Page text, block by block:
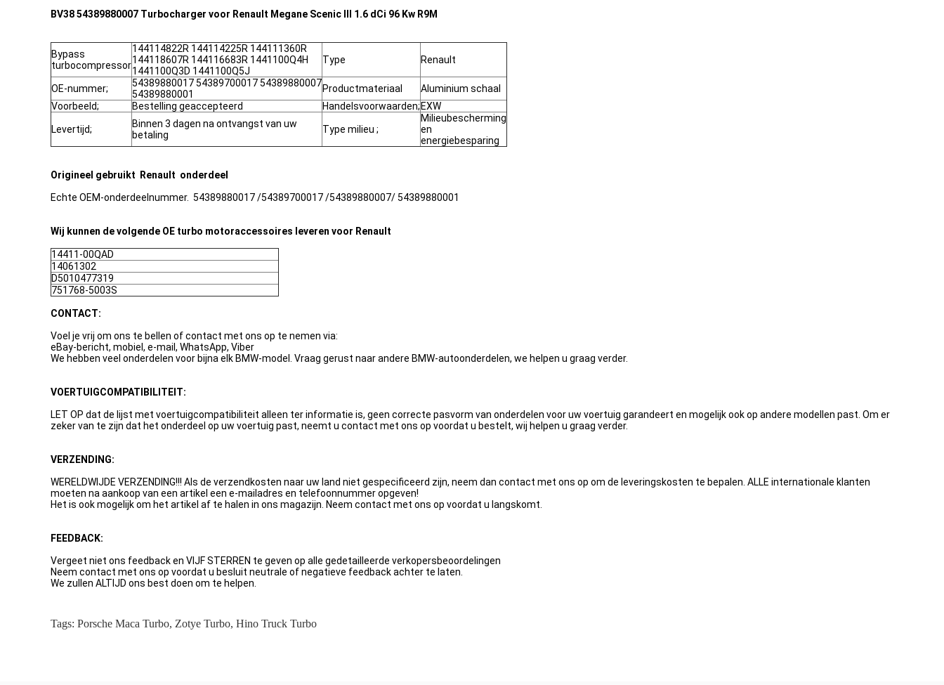
BV38 54389880007 Turbocharger voor Renault Megane Scenic III 1.6 dCi 96 Kw R9M
Bypass
turbocompressor
144114822R 144114225R 144111360R
144118607R 144116683R 1441100Q4H
1441100Q3D 1441100Q5J
Type Renault
OE-nummer;
54389880017 54389700017 54389880007
54389880001
Productmateriaal
Aluminium schaal
Voorbeeld;
Bestelling geaccepteerd Handelsvoorwaarden; EXW
Levertijd;
Binnen 3 dagen na ontvangst van uw
betaling
Type milieu ;
Milieubescherming
en
energiebesparing
Origineel gebruikt Renault onderdeel
Echte OEM-onderdeelnummer. 54389880017 /54389700017 /54389880007/ 54389880001
Wij kunnen de volgende OE turbo motoraccessoires leveren voor Renault
14411-00QAD
14061302
D5010477319
751768-5003S
CONTACT:
Voel je vrij om ons te bellen of contact met ons op te nemen via:
eBay-bericht, mobiel, e-mail, WhatsApp, Viber
We hebben veel onderdelen voor bijna elk BMW-model. Vraag gerust naar andere BMW-autoonderdelen, we helpen u graag verder.
VOERTUIGCOMPATIBILITEIT:
LET OP dat de lijst met voertuigcompatibiliteit alleen ter informatie is, geen correcte pasvorm van onderdelen voor uw voertuig garandeert en mogelijk ook op andere modellen past. Om er
zeker van te zijn dat het onderdeel op uw voertuig past, neemt u contact met ons op voordat u bestelt, wij helpen u graag verder.
VERZENDING:
WERELDWIJDE VERZENDING!!! Als de verzendkosten naar uw land niet gespecificeerd zijn, neem dan contact met ons op om de leveringskosten te bepalen. ALLE internationale klanten
moeten na aankoop van een artikel een e-mailadres en telefoonnummer opgeven!
Het is ook mogelijk om het artikel af te halen in ons magazijn. Neem contact met ons op voordat u langskomt.
FEEDBACK:
Vergeet niet ons feedback en VIJF STERREN te geven op alle gedetailleerde verkopersbeoordelingen
Neem contact met ons op voordat u besluit neutrale of negatieve feedback achter te laten.
We zullen ALTIJD ons best doen om te helpen.
Tags: Porsche Maca Turbo, Zotye Turbo, Hino Truck Turbo